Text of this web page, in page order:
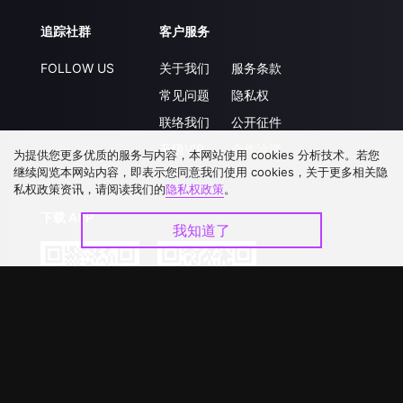
追踪社群
FOLLOW US
客户服务
关于我们
常见问题
联络我们
升级VIP
服务条款
隐私权
公开征件
合作洽談
下载 APP
为提供您更多优质的服务与内容，本网站使用 cookies 分析技术。若您
继续阅览本网站内容，即表示您同意我们使用 cookies，关于更多相关隐
私权政策资讯，请阅读我们的隐私权政策。
我知道了